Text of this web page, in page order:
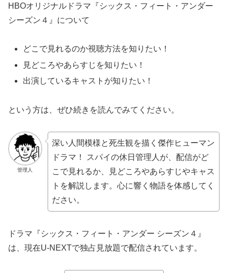
HBOオリジナルドラマ『シックス・フィート・アンダー
シーズン４』について
どこで見れるのか視聴方法を知りたい！
見どころやあらすじを知りたい！
出演しているキャストが知りたい！
という方は、ぜひ続きを読んでみてください。
管理人
深い人間模様と死生観を描く傑作ヒューマン
ドラマ！ スパイの休日管理人が、配信がど
こで見れるか、見どころやあらすじやキャス
トを解説します。心に響く物語を体感してく
ださい。
ドラマ『シックス・フィート・アンダー シーズン４』
は、現在U-NEXTで独占見放題で配信されています。